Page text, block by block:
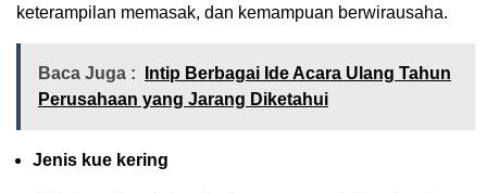
keterampilan memasak, dan kemampuan berwirausaha.
Baca Juga :
Intip Berbagai Ide Acara Ulang Tahun
Perusahaan yang Jarang Diketahui
Jenis kue kering